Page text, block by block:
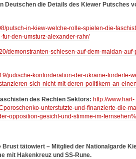
Deutschen die Details des Kiewer Putsches
putsch-in-kiew-welche-rolle-spielen-die-
den-umsturz-alexander-rahr/
demonstranten-schiesen-auf-dem-maidan-
judische-konforderation-der-ukraine-forderte-
sich-nicht-mit-deren-politikern-an-
des Rechten Sektors: http://www.hart-
unterstutzte-und-finanzierte-die-
opposition-gesicht-und-stimme-im-
tätowiert – Mitglied der Nationalgarde
mit Hakenkreuz und SS-Rune.